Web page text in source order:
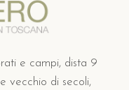
e campi, dista 9
vecchio di secoli,